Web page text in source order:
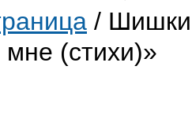
/
(стихи)»